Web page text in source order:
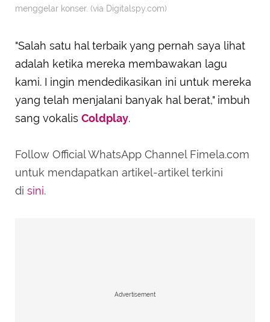
menggelar konser. (via Digitalspy.com)
"Salah satu hal terbaik yang pernah saya lihat
adalah ketika mereka membawakan lagu
kami. I ingin mendedikasikan ini untuk mereka
yang telah menjalani banyak hal berat," imbuh
sang vokalis Coldplay.
Follow Official WhatsApp Channel Fimela.com
untuk mendapatkan artikel-artikel terkini
di sini.
Advertisement